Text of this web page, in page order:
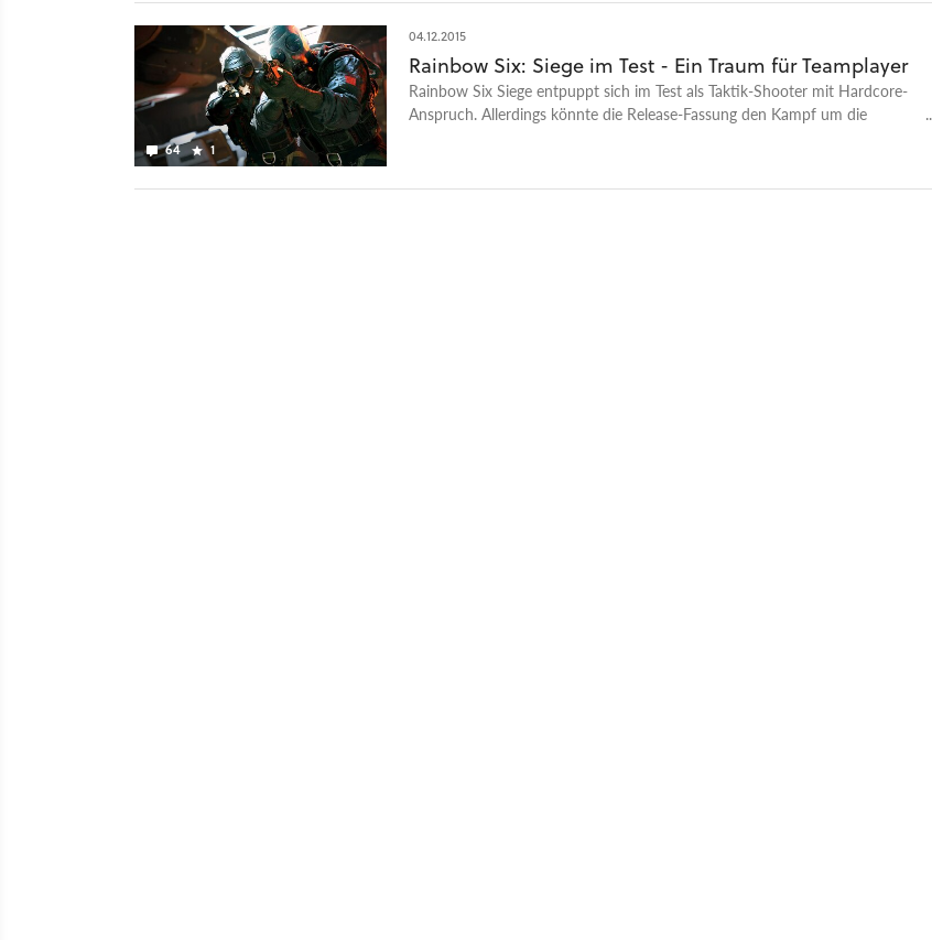
64 1
04.12.2015
Rainbow Six: Siege im Test - Ein Traum für Teamplayer
Rainbow Six Siege entpuppt sich im Test als Taktik-Shooter mit Hardcore-
Anspruch. Allerdings könnte die Release-Fassung den Kampf um die